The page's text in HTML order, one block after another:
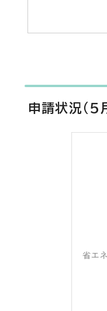
申請状況（5